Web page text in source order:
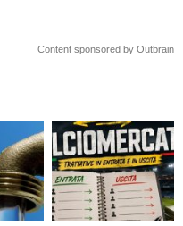
Content sponsored by Outbrain